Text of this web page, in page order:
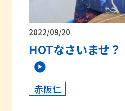
2022/09/20
HOTなさいませ？
赤阪仁